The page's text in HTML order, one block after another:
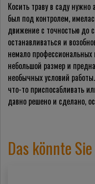
Косить траву в саду нужно
был под контролем,
движение с точностью до
останавливаться и
немало
небольшой размер и
необычных условий
что-то приспосабливать
давно решено и сделано,
Das könnte